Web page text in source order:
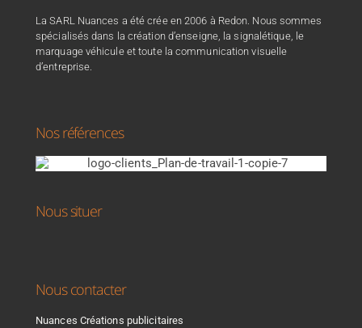
La SARL Nuances a été crée en 2006 à Redon. Nous sommes
spécialisés dans la création d’enseigne, la signalétique, le
marquage véhicule et toute la communication visuelle
d’entreprise.
Nos références
Nous situer
Nous contacter
Nuances Créations publicitaires